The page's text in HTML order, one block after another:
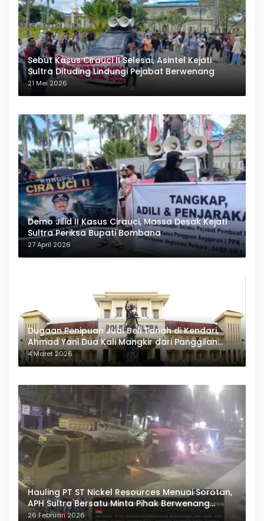
Sebut Kasus Cirauci II Selesai, Asintel Kejati
Sultra Dituding Lindungi Pejabat Berwenang
21 Mei 2026
Demo Jilid II Kasus Cirauci, Massa Desak Kejati
Sultra Periksa Bupati Bombana
27 April 2026
Dugaan Penipuan Jual Beli Tanah di Kendari,
Ahmad Yani Dua Kali Mangkir dari Panggilan
Polda Sultra
4 Maret 2026
Hauling PT ST Nickel Resources Menuai Sorotan,
APH Sultra Bersatu Minta Pihak Berwenang
Bertindak
26 Februari 2026